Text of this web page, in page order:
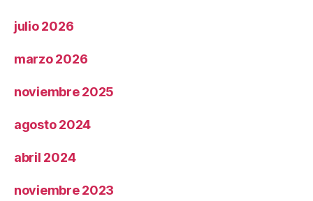
julio 2026
marzo 2026
noviembre 2025
agosto 2024
abril 2024
noviembre 2023